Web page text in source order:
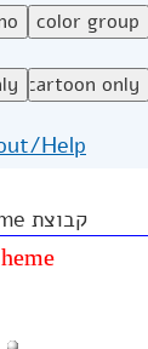
Help
קבוצת Heme